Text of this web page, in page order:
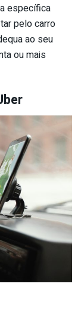
específica
pelo carro
ao seu
ou mais